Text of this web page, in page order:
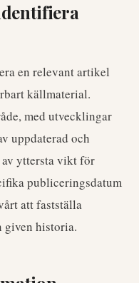
en relevant artikel
källmaterial.
med utvecklingar
uppdaterad och
yttersta vikt för
publiceringsdatum
att fastställa
given historia.